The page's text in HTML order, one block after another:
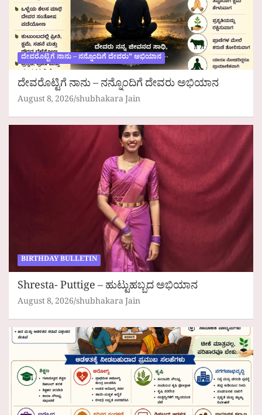
ದೇವರೊಟ್ಟಿಗೆ ನಾನು – ನನ್ನೊಂದಿಗೆ ದೇವರು” ಅಭಿಯಾನ
ದೇವರೊಟ್ಟಿಗೆ ನಾನು – ನನ್ನೊಂದಿಗೆ ದೇವರು ಅಭಿಯಾನ
August 8, 2026 shubhakara Jain
BIRTHDAY BULLETIN
Shresta- Puttige – ಹುಟ್ಟುಹಬ್ಬದ ಅಭಿಯಾನ
August 8, 2026 shubhakara Jain